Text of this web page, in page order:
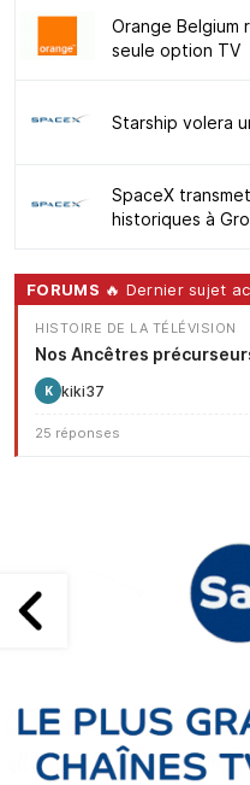
Orange
seule option TV
Starship volera
SpaceX
historiques à
FORUMS 🔥 Dernier sujet
HISTOIRE DE LA TÉLÉVISION
Nos Ancêtres
K kiki37
25 réponses